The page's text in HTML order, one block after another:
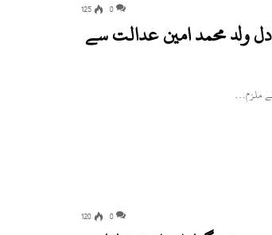
0
125
ولد محمد امین عدالت سے
0
120